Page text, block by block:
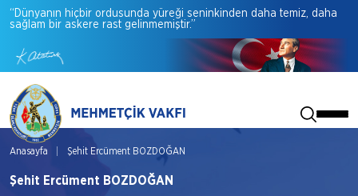
“Dünyanın hiçbir ordusunda yüreği seninkinden daha temiz, daha
sağlam bir askere rast gelinmemiştir.”
Anasayfa Şehit Ercüment BOZDOĞAN
Şehit Ercüment BOZDOĞAN